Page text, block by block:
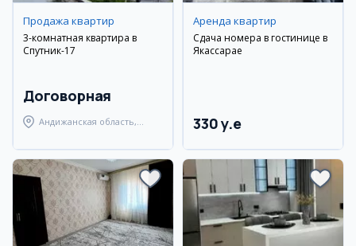
Продажа квартир
3-комнатная квартира в
Спутник-17
Договорная
Андижанская область,
Аренда квартир
Сдача номера в гостинице в
Якассарае
330 y.e